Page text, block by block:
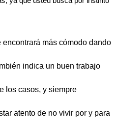
más cómodo dando
indica un buen trabajo
los casos, y siempre
atento de no vivir por y para